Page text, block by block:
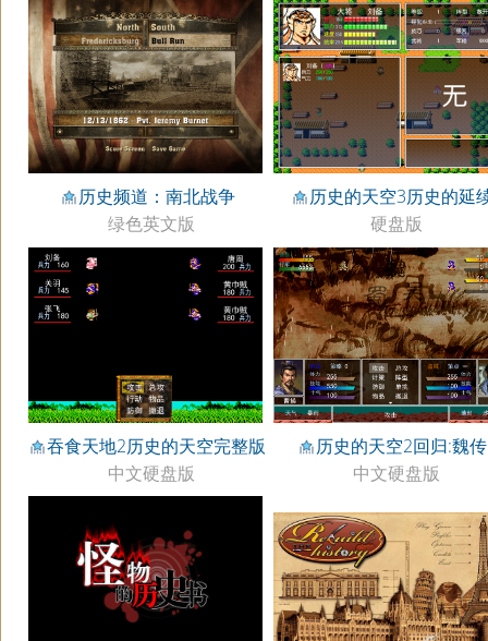
历史频道：南北战争
绿色英文版
历史的天空3历史的延
硬盘版
吞食天地2历史的天空完整版
中文硬盘版
历史的天空2回归:魏传
中文硬盘版